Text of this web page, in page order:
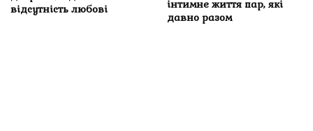
відсутність любові
інтимне життя пар, які
давно разом